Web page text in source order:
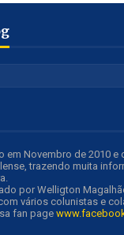
em Novembro de 2010
trazendo muita
por Welligton
vários colunistas e
fan page